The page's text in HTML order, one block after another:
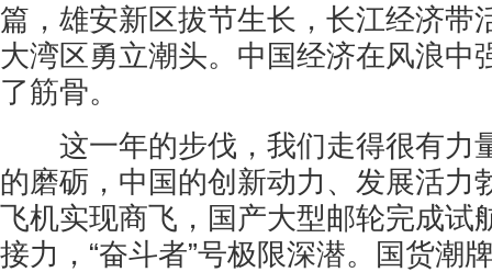
篇，雄安新区拔节生长，长江经济带
大湾区勇立潮头。中国经济在风浪中
了筋骨。
这一年的步伐，我们走得很有力
的磨砺，中国的创新动力、发展活力
飞机实现商飞，国产大型邮轮完成试
接力，“奋斗者”号极限深潜。国货潮